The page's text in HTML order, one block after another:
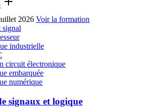
2026 Voir la formation
signal
industrielle
circuit électronique
embarquée
numérique
signaux et logique